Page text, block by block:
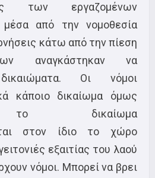
των εργαζομένων
μέσα από την νομοθεσία
κάτω από την πίεση
αναγκάστηκαν να
Οι νόμοι
κάποιο δικαίωμα όμως
το δικαίωμα
στον ίδιο το χώρο
εξαιτίας του λαού
νόμοι. Μπορεί να βρει